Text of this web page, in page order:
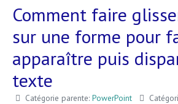
Comment faire
sur une forme pour
apparaître puis
texte
Catégorie parente: PowerPoint